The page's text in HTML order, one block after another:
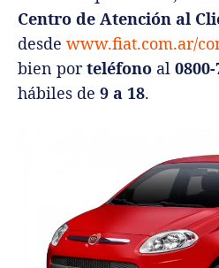
Centro de Atención al
desde www.fiat.com.ar/
bien porteléfono al
hábiles de 9 a 18.